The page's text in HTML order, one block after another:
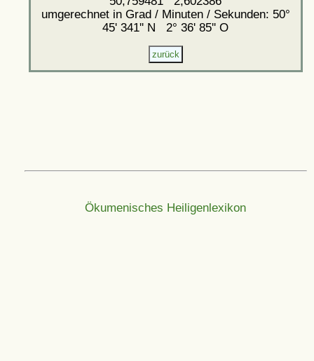
umgerechnet in Grad / Minuten / Sekunden: 50°
45' 341'' N 2° 36' 85'' O
Ökumenisches Heiligenlexikon